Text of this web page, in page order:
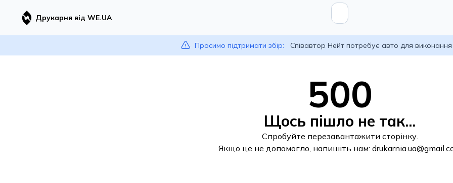
Друкарня від WE.UA
Просимо підтримати збір: Співавтор Нейт потребує авто для
500
Щось пішло не так...
Спробуйте перезавантажити сторінку.
Якщо це не допомогло, напишіть нам: